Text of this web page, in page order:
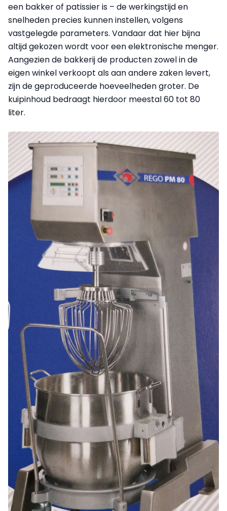
een bakker of patissier is – de werkingstijd en
snelheden precies kunnen instellen, volgens
vastgelegde parameters. Vandaar dat hier bijna
altijd gekozen wordt voor een elektronische menger.
Aangezien de bakkerij de producten zowel in de
eigen winkel verkoopt als aan andere zaken levert,
zijn de geproduceerde hoeveelheden groter. De
kuipinhoud bedraagt hierdoor meestal 60 tot 80
liter.